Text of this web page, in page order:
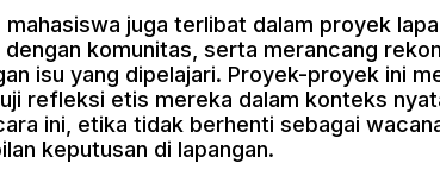
juga terlibat dalam proyek
komunitas, serta merancang
isu yang dipelajari. Proyek-proyek ini
refleksi etis mereka dalam konteks
ini, etika tidak berhenti sebagai
keputusan di lapangan.